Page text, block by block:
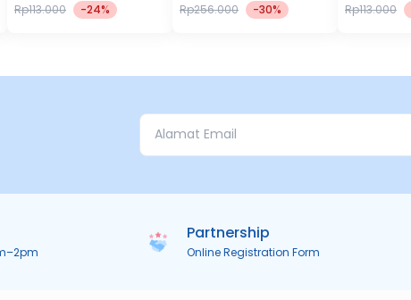
Rp113.000 -24% Rp256.000 -30% Rp113.000
Partnership
Online Registration Form